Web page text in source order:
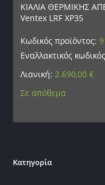
ΚΙΑΛΙΑ ΘΕΡΜΙΚΗΣ
Ventex LRF XP35
Κωδικός προϊόντος:
Εναλλακτικός
Λιανική: 2.690,00€
Σε απόθεμα
Κατηγορία